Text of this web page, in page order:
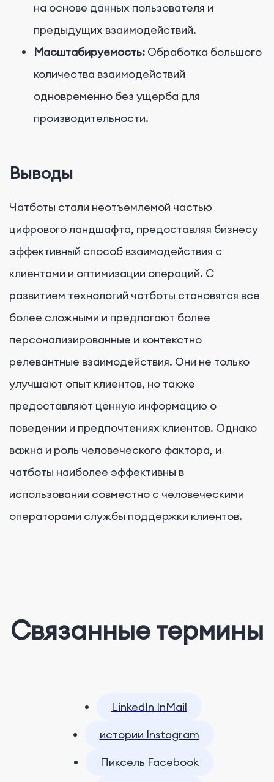
на основе данных пользователя и
предыдущих взаимодействий.
Масштабируемость: Обработка большого
количества взаимодействий
одновременно без ущерба для
производительности.
Выводы
Чатботы стали неотъемлемой частью
цифрового ландшафта, предоставляя бизнесу
эффективный способ взаимодействия с
клиентами и оптимизации операций. С
развитием технологий чатботы становятся все
более сложными и предлагают более
персонализированные и контекстно
релевантные взаимодействия. Они не только
улучшают опыт клиентов, но также
предоставляют ценную информацию о
поведении и предпочтениях клиентов. Однако
важна и роль человеческого фактора, и
чатботы наиболее эффективны в
использовании совместно с человеческими
операторами службы поддержки клиентов.
Связанные термины
LinkedIn InMail
истории Instagram
Пиксель Facebook